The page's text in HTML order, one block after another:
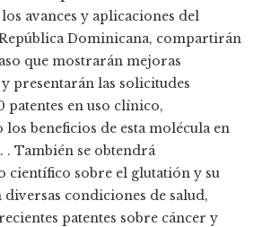
avances y aplicaciones del
Dominicana, compartirán
que mostrarán mejoras
presentarán las solicitudes
patentes en uso clínico,
beneficios de esta molécula en
. También se obtendrá
científico sobre el glutatión y su
diversas condiciones de salud,
patentes sobre cáncer y